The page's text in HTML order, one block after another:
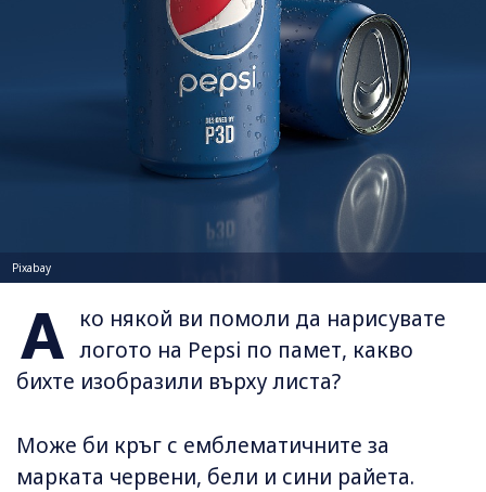
Pixabay
А
ко някой ви помоли да нарисувате
логото на Pepsi по памет, какво
бихте изобразили върху листа?
Може би кръг с емблематичните за
марката червени, бели и сини райета.